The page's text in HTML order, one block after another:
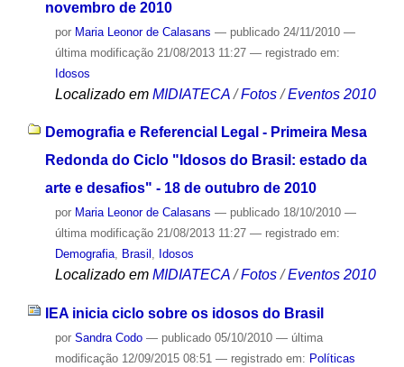
novembro de 2010
por Maria Leonor de Calasans — publicado24/11/2010 —
última modificação21/08/2013 11:27 — registrado em:
Idosos
Localizado em MIDIATECA /Fotos /Eventos 2010
Demografia e Referencial Legal - Primeira Mesa
Redonda do Ciclo "Idosos do Brasil: estado da
arte e desafios" - 18 de outubro de 2010
por Maria Leonor de Calasans — publicado18/10/2010 —
última modificação21/08/2013 11:27 — registrado em:
Demografia, Brasil , Idosos
Localizado em MIDIATECA /Fotos /Eventos 2010
IEA inicia ciclo sobre os idosos do Brasil
por Sandra Codo — publicado05/10/2010 — última
modificação12/09/2015 08:51 — registrado em: Políticas